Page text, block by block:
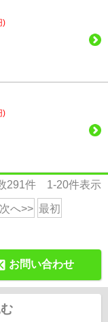
)
)
291件 1-20件表示
次へ>> 最初
お問い合わせ